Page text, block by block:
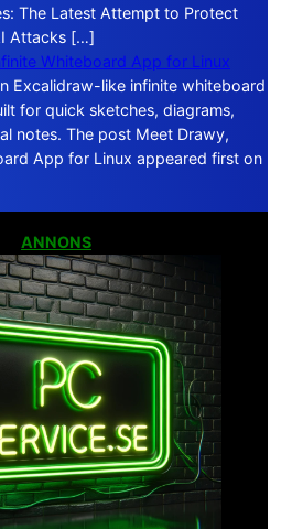
The Latest Attempt to Protect
Attacks […]
Whiteboard App for Linux
Excalidraw-like infinite whiteboard
for quick sketches, diagrams,
notes. The post Meet Drawy,
App for Linux appeared first on
ANNONS